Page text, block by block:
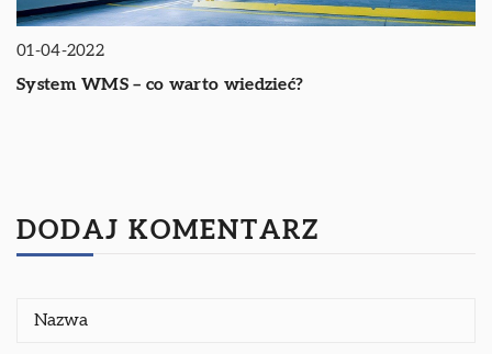
01-04-2022
System WMS – co warto wiedzieć?
DODAJ KOMENTARZ